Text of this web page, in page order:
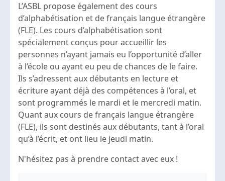
L’ASBL propose également des cours
d’alphabétisation et de français langue étrangère
(FLE). Les cours d’alphabétisation sont
spécialement conçus pour accueillir les
personnes n’ayant jamais eu l’opportunité d’aller
à l’école ou ayant eu peu de chances de le faire.
Ils s’adressent aux débutants en lecture et
écriture ayant déjà des compétences à l’oral, et
sont programmés le mardi et le mercredi matin.
Quant aux cours de français langue étrangère
(FLE), ils sont destinés aux débutants, tant à l’oral
qu’à l’écrit, et ont lieu le jeudi matin.
N'hésitez pas à prendre contact avec eux !